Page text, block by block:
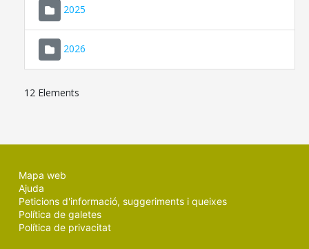
2025
2026
12 Elements
Mapa web
Ajuda
Peticions d'informació, suggeriments i queixes
Política de galetes
Política de privacitat